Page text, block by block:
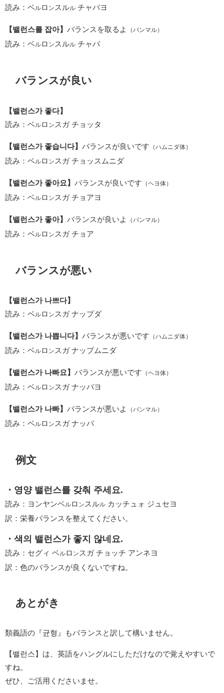
読み：ベルロ ン スルル チャバヨ
【밸런스를 잡아】 バランスを取るよ （パンマル）
読み：ベルロ ン スルル チャバ
バランスが良い
【밸런스가 좋다】
読み：ベ ルロ ン スガ チョッタ
【밸런스가 좋습니다】 バランスが良いです （ハムニダ体）
読み：ベ ルロ ン スガ チョッスムニダ
【밸런스가 좋아요】 バランスが良いです （ヘヨ体）
読み：ベ ルロ ン スガ チョアヨ
【밸런스가 좋아】 バランスが良いよ （パンマル）
読み：ベ ルロ ン スガ チョア
バランスが悪い
【밸런스가 나쁘다】
読み：ベルロ ン スガ ナップダ
【밸런스가 나쁩니다】 バランスが悪いです （ハムニダ体）
読み：ベルロ ン スガ ナップムニダ
【밸런스가 나빠요】 バランスが悪いです （ヘヨ体）
読み：ベルロ ン スガ ナッパヨ
【밸런스가 나빠】 バランスが悪いよ （パンマル）
読み：ベルロ ン スガ ナッパ
例文
・영양 밸런스를 갖춰 주세요.
読み：ヨンヤンベ ルロ ン スルル カッチュォ ジュセヨ
訳：栄養バランスを整えてください。
・색의 밸런스가 좋지 않네요.
読み：セグィ ベ ルロ ン スガ チョッチ アンネヨ
訳：色のバランスが良くないですね。
あとがき
類義語の『균형』もバランスと訳して構いません。
【밸런스】は、英語をハングルにしただけなので覚えやすいで
すね。
ぜひ、ご活用くださいませ。